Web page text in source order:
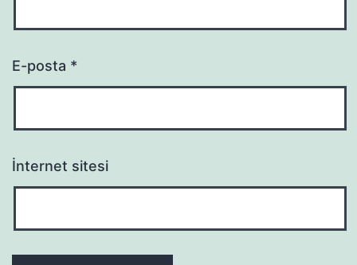
E-posta *
İnternet sitesi